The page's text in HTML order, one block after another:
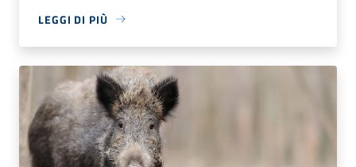
LEGGI DI PIÙ